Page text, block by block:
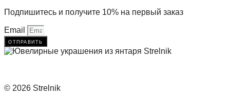
Подпишитесь и получите 10% на первый заказ
Email
отправить
© 2026 Strelnik